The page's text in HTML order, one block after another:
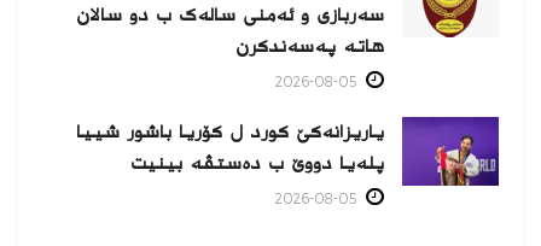
سەربازی و ئەمنی سالەک ب دو سالان
هاتە پەسەندكرن
یاریزانەكێ کورد ل کۆریا باشور شییا
پلەیا دووێ ب دەستڤە بینیت